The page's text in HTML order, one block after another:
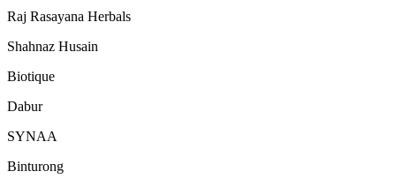
Raj Rasayana Herbals
Shahnaz Husain
Biotique
Dabur
SYNAA
Binturong